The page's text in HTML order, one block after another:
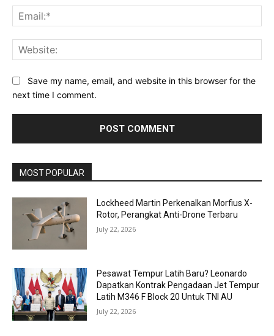
Save my name, email, and website in this browser for the
next time I comment.
MOST POPULAR
Lockheed Martin Perkenalkan Morfius X-
Rotor, Perangkat Anti-Drone Terbaru
July 22, 2026
Pesawat Tempur Latih Baru? Leonardo
Dapatkan Kontrak Pengadaan Jet Tempur
Latih M346 F Block 20 Untuk TNI AU
July 22, 2026